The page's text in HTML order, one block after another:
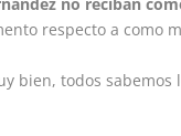
no reciban
respecto a como
bien, todos